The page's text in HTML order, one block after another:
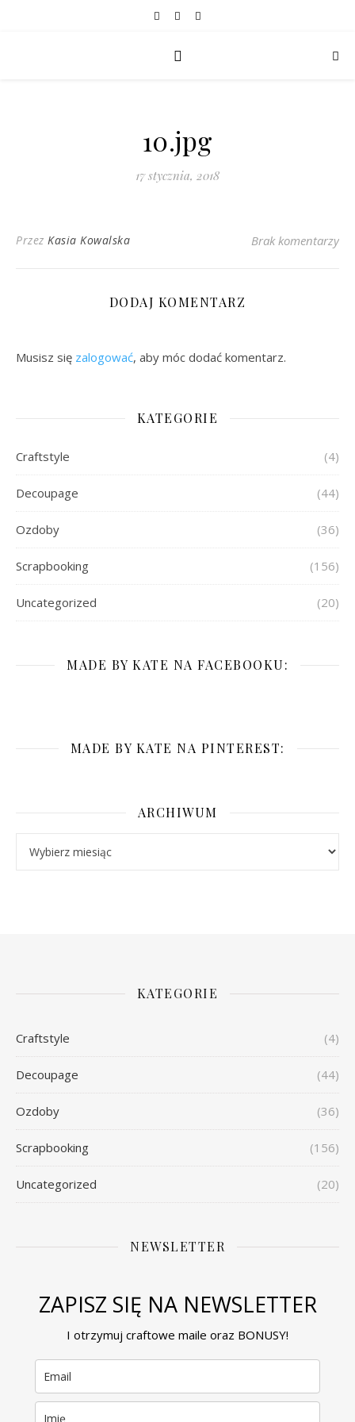
10.jpg
17 stycznia, 2018
Przez Kasia Kowalska Brak komentarzy
DODAJ KOMENTARZ
Musisz się zalogować, aby móc dodać komentarz.
KATEGORIE
Craftstyle (4)
Decoupage (44)
Ozdoby (36)
Scrapbooking (156)
Uncategorized (20)
MADE BY KATE NA FACEBOOKU:
MADE BY KATE NA PINTEREST:
ARCHIWUM
KATEGORIE
Craftstyle (4)
Decoupage (44)
Ozdoby (36)
Scrapbooking (156)
Uncategorized (20)
NEWSLETTER
ZAPISZ SIĘ NA NEWSLETTER
I otrzymuj craftowe maile oraz BONUSY!